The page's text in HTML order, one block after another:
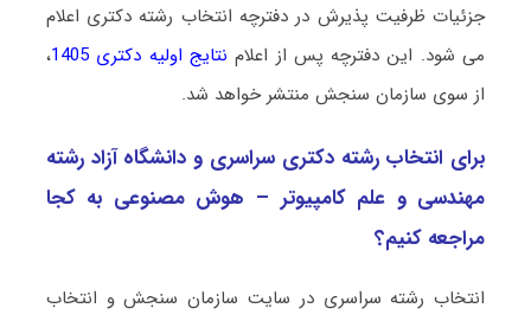
جزئیات ظرفیت پذیرش در دفترچه انتخاب رشته دکتری اعلام
می شود. این دفترچه پس از اعلام نتایج اولیه دکتری 1405
،
از سوی سازمان سنجش منتشر خواهد شد.
برای انتخاب رشته دکتری سراسری و دانشگاه آزاد رشته
مهندسی و علم کامپیوتر – هوش مصنوعی به کجا
مراجعه کنیم؟
انتخاب رشته سراسری در سایت سازمان سنجش و انتخاب